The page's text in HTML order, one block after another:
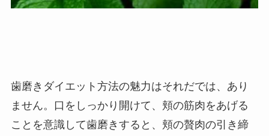
歯磨きダイエット方法の魅力はそれだでは、あり
ません。口をしっかり開けて、頬の筋肉をあげる
ことを意識して歯磨きすると、頬の贅肉の引き締